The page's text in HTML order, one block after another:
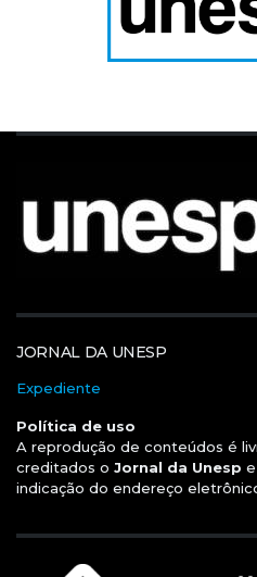
JORNAL DA UNESP
Expediente
Política de uso
A reprodução de conteúdos é
creditados o Jornal da Unesp
indicação do endereço